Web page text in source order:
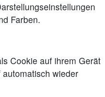
Farben.
Cookie auf ihrem Gerät
wieder